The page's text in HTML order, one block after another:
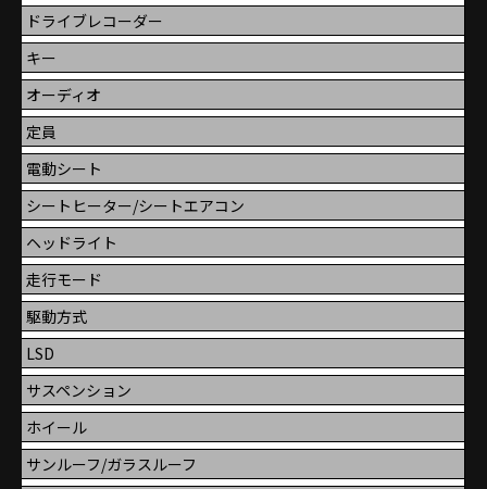
ドライブレコーダー
キー
オーディオ
定員
電動シート
シートヒーター/シートエアコン
ヘッドライト
走行モード
駆動方式
LSD
サスペンション
ホイール
サンルーフ/ガラスルーフ